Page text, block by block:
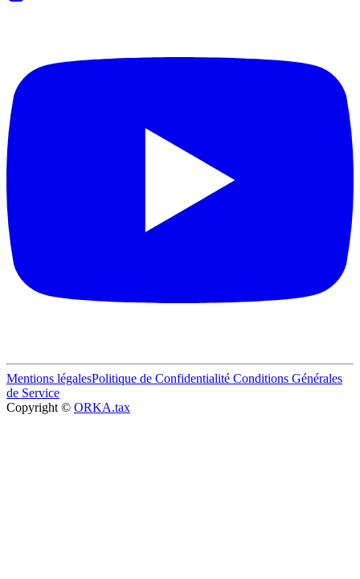
Mentions légalesPolitique de Confidentialité Conditions Générales
de Service
Copyright © ORKA.tax